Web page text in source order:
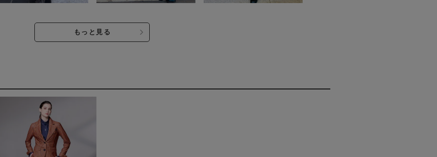
もっと見る